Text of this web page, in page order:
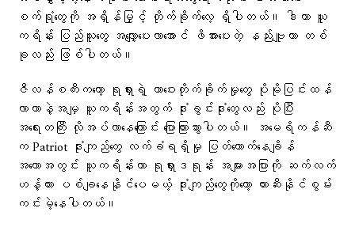
စက်ရုံတွေကို အရှိန်မြှင့် တိုက်ခိုက်လေ့ ရှိပါတယ်။ ဒါဟာ ယူ
ကရိန်း ပြည်သူတွေ အလျှော့ပေးလာအောင် ဖိအားပေးတဲ့ နည်းဗျူဟာ တစ်
ခုလည်း ဖြစ်ပါတယ်။
ဇီလန်စကီးကတော့ ရုရှားရဲ့ တာဝေးတိုက်ခိုက်မှုတွေ ပိုမိုပြင်းထန်
လာတာနဲ့အမျှ ယူကရိန်းအတွက် ဒုံးခွင်းဒုံးတွေလည်း ပိုပြီး
အရေးတကြီး လိုအပ်လာနေကြောင်း ပြောကြားသွားပါတယ်။ အမေရိကန်ဆီ
က Patriot ဒုံးကျည်တွေ လက်ခံရရှိမှု ပြတ်တောက်နေချိန်
အတောအတွင်း ယူကရိန်းဟာ ရုရှားဒရုန်း အများအပြားကို ဆက်လက်
ဟန့်တား ပစ်ချနေနိုင်ပေမယ့် ဒုံးကျည်တွေကိုတော့ တားဆီးနိုင်စွမ်း
ကင်းမဲ့နေပါတယ်။